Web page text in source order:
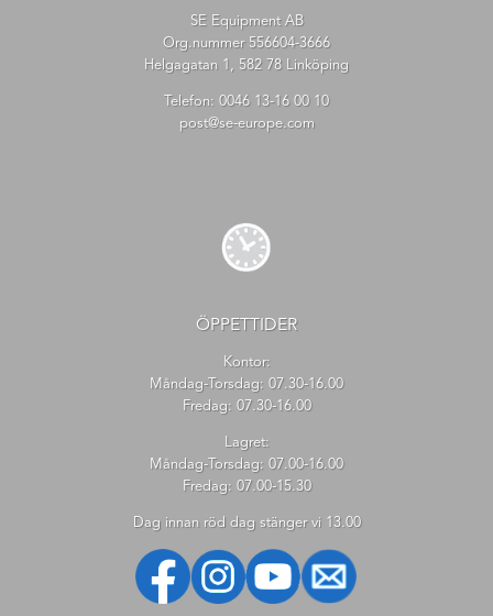
SE Equipment AB
Org.nummer 556604-3666
Helgagatan 1, 582 78 Linköping
Telefon: 0046 13-16 00 10
post@se-europe.com
ÖPPETTIDER
Kontor:
Måndag-Torsdag: 07.30-16.00
Fredag: 07.30-16.00
Lagret:
Måndag-Torsdag: 07.00-16.00
Fredag: 07.00-15.30
Dag innan röd dag stänger vi 13.00